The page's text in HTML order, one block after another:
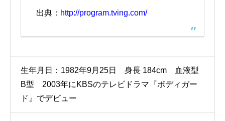
出典： http://program.tving.com/
生年月日：1982年9月25日 身長 184cm 血液型
B型 2003年にKBSのテレビドラマ『ボディガー
ド』でデビュー